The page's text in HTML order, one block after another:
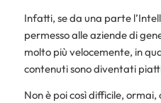
Infatti, se da una parte
permesso alle aziende di
molto più velocemente, in
contenuti sono diventati
Non è poi così difficile,